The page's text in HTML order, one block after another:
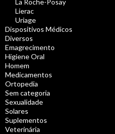
Lierac
Uriage
Dispositivos Médicos
Diversos
Emagrecimento
Higiene Oral
Homem
Medicamentos
Ortopedia
Sem categoria
Sexualidade
Solares
Suplementos
Veterinária